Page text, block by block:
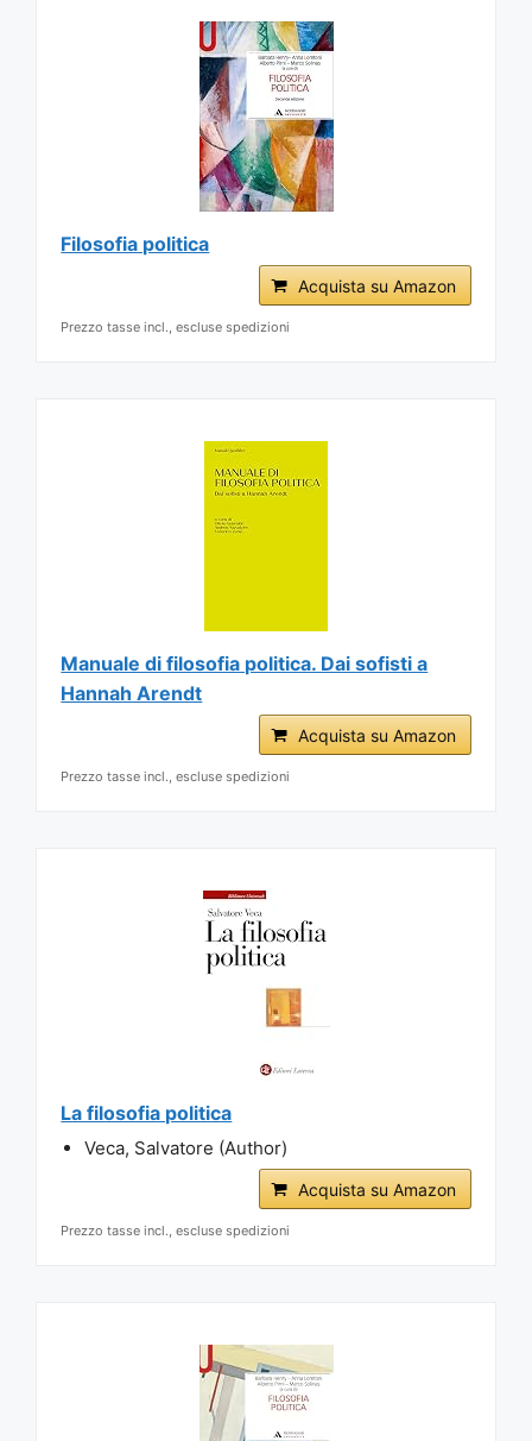
Filosofia politica
Acquista su Amazon
Prezzo tasse incl., escluse spedizioni
Manuale di filosofia politica. Dai sofisti a
Hannah Arendt
Acquista su Amazon
Prezzo tasse incl., escluse spedizioni
La filosofia politica
Veca, Salvatore (Author)
Acquista su Amazon
Prezzo tasse incl., escluse spedizioni